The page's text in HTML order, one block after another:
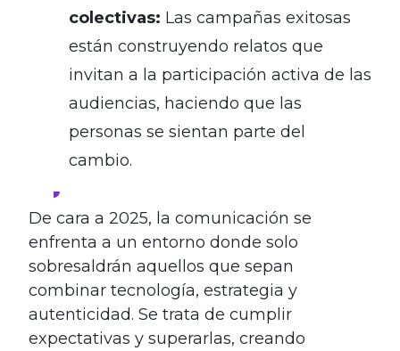
colectivas: Las campañas exitosas
están construyendo relatos que
invitan a la participación activa de las
audiencias, haciendo que las
personas se sientan parte del
cambio.
De cara a 2025, la comunicación se
enfrenta a un entorno donde solo
sobresaldrán aquellos que sepan
combinar tecnología, estrategia y
autenticidad. Se trata de cumplir
expectativas y superarlas, creando